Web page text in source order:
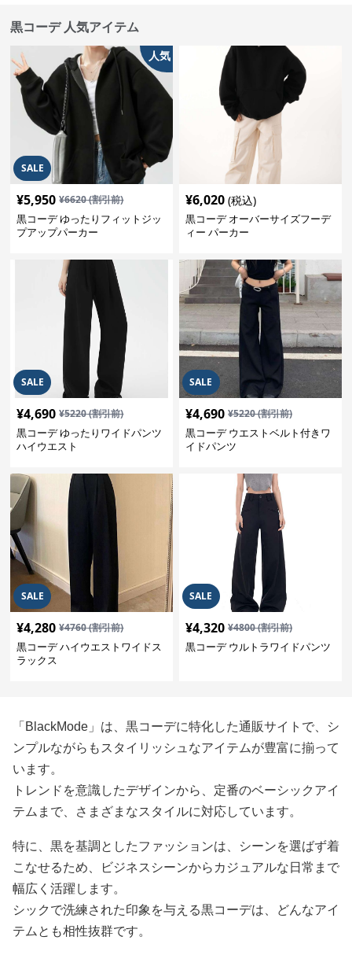
黒コーデ 人気アイテム
SALE
人気
¥5,950 ¥6620(割引前)
黒コーデ ゆったりフィットジッ
プアップパーカー
¥6,020 (税込)
黒コーデ オーバーサイズフーデ
ィー パーカー
SALE
¥4,690 ¥5220(割引前)
黒コーデ ゆったりワイドパンツ
ハイウエスト
SALE
¥4,690 ¥5220(割引前)
黒コーデ ウエストベルト付きワ
イドパンツ
SALE
¥4,280 ¥4760(割引前)
黒コーデ ハイウエストワイドス
ラックス
SALE
¥4,320 ¥4800(割引前)
黒コーデ ウルトラワイドパンツ
「BlackMode」は、黒コーデに特化した通販サイトで、シ
ンプルながらもスタイリッシュなアイテムが豊富に揃って
います。
トレンドを意識したデザインから、定番のベーシックアイ
テムまで、さまざまなスタイルに対応しています。
特に、黒を基調としたファッションは、シーンを選ばず着
こなせるため、ビジネスシーンからカジュアルな日常まで
幅広く活躍します。
シックで洗練された印象を与える黒コーデは、どんなアイ
テムとも相性抜群です。